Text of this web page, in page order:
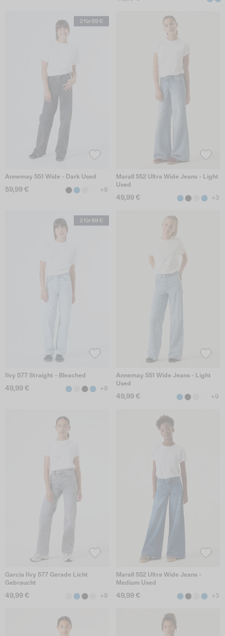
Annemay 551 Wide - Dark Used
59,99 € +9
Marall 552 Ultra Wide Jeans - Light
Used
49,99 € +3
Ilvy 577 Straight - Bleached
49,99 € +9
Annemay 551 Wide Jeans - Light
Used
49,99 € +9
Garcia Ilvy 577 Gerade Licht
Gebraucht
49,99 € +9
Marall 552 Ultra Wide Jeans -
Medium Used
49,99 € +3